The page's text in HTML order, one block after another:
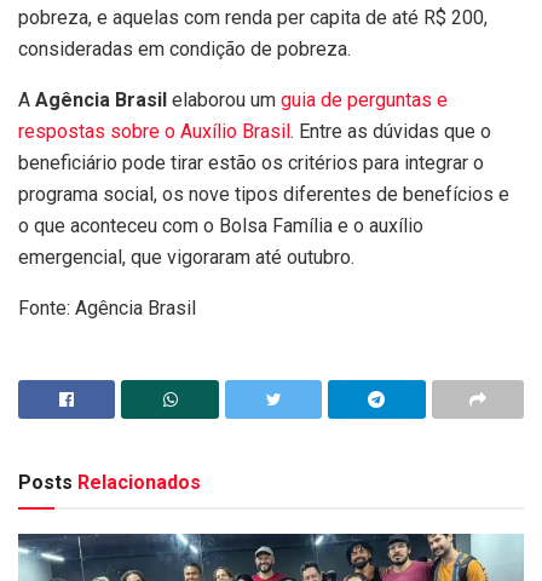
pobreza, e aquelas com renda per capita de até R$ 200,
consideradas em condição de pobreza.
A Agência Brasil elaborou um guia de perguntas e
respostas sobre o Auxílio Brasil. Entre as dúvidas que o
beneficiário pode tirar estão os critérios para integrar o
programa social, os nove tipos diferentes de benefícios e
o que aconteceu com o Bolsa Família e o auxílio
emergencial, que vigoraram até outubro.
Fonte: Agência Brasil
Posts Relacionados